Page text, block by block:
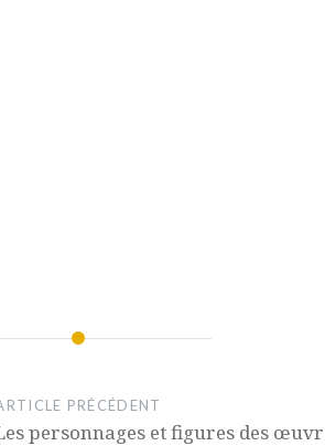
PRÉCÉDENT
personnages et figures des